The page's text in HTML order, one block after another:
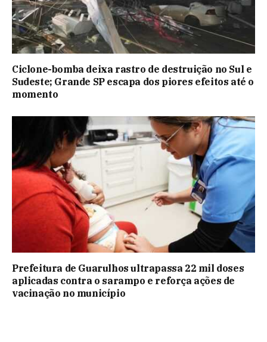
Ciclone-bomba deixa rastro de destruição no Sul e
Sudeste; Grande SP escapa dos piores efeitos até o
momento
Prefeitura de Guarulhos ultrapassa 22 mil doses
aplicadas contra o sarampo e reforça ações de
vacinação no município